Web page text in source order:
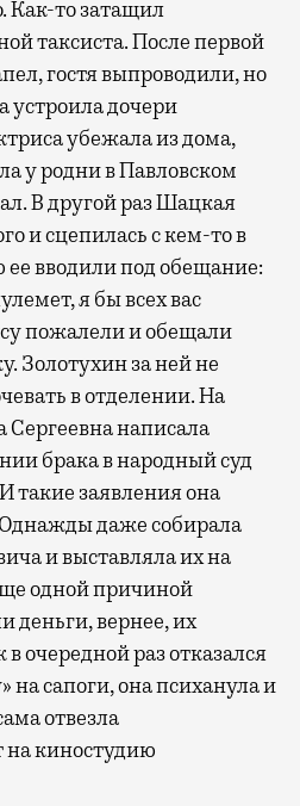
Как-то затащил
таксиста. После первой
гостя выпроводили, но
дочери
убежала из дома,
у родни в Павловском
В другой раз Шацкая
и сцепилась с кем-то в
вводили под обещание:
я бы всех вас
пожалели и обещали
Золотухин за ней не
в отделении. На
написала
брака в народный суд
такие заявления она
даже собирала
и выставляла их на
одной причиной
деньги, вернее, их
очередной раз отказался
на сапоги, она психанула и
отвезла
на киностудию